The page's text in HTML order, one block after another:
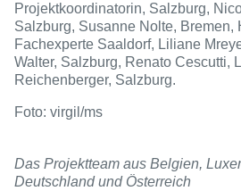
Projektkoordinatorin, Salzburg,
Salzburg, Susanne Nolte, Bremen,
Fachexperte Saaldorf, Liliane
Walter, Salzburg, Renato Cescutti,
Reichenberger, Salzburg.
Foto: virgil/ms
Das Projektteam aus Belgien,
Deutschland und Österreich